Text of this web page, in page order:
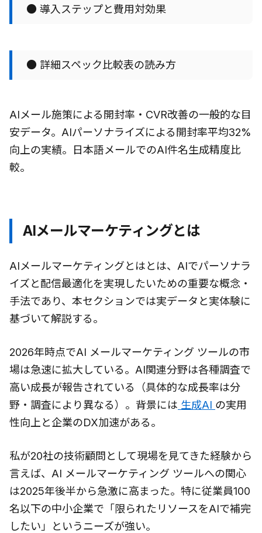
● 導入ステップと費用対効果
● 詳細スペック比較表の読み方
AIメール施策による開封率・CVR改善の一般的な目
安データ。AIパーソナライズによる開封率平均32%
向上の実績。日本語メールでのAI件名生成精度比
較。
AIメールマーケティングとは
AIメールマーケティングとはとは、AIでパーソナラ
イズと配信最適化を実現したいための重要な概念・
手法であり、本セクションでは実データと実体験に
基づいて解説する。
2026年時点でAI メールマーケティング ツールの市
場は急速に拡大している。AI関連分野は各種調査で
高い成長が報告されている（具体的な成長率は分
野・調査により異なる）。背景には 生成AI の実用
性向上と企業のDX加速がある。
私が20社の技術顧問として現場を見てきた経験から
言えば、AI メールマーケティング ツールへの関心
は2025年後半から急激に高まった。特に従業員100
名以下の中小企業で「限られたリソースをAIで補完
したい」というニーズが強い。